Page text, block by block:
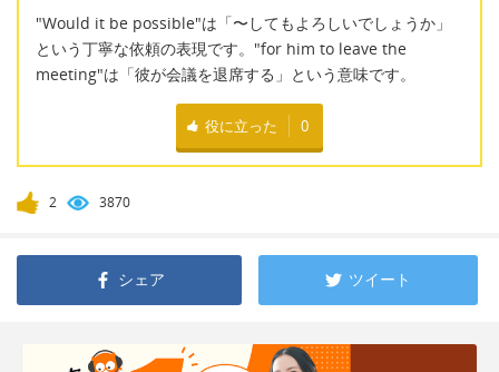
"Would it be possible"は「〜してもよろしいでしょうか」
という丁寧な依頼の表現です。"for him to leave the
meeting"は「彼が会議を退席する」という意味です。
役に立った 0
2 3870
シェア ツイート